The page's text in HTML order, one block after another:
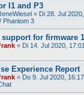
I1 and P3
« Di 28. Jul
Phantom 3
for firmware
« Di 14. Jul 2020, 17:01
Experience Report
« Do 9. Jul 2020, 16:17